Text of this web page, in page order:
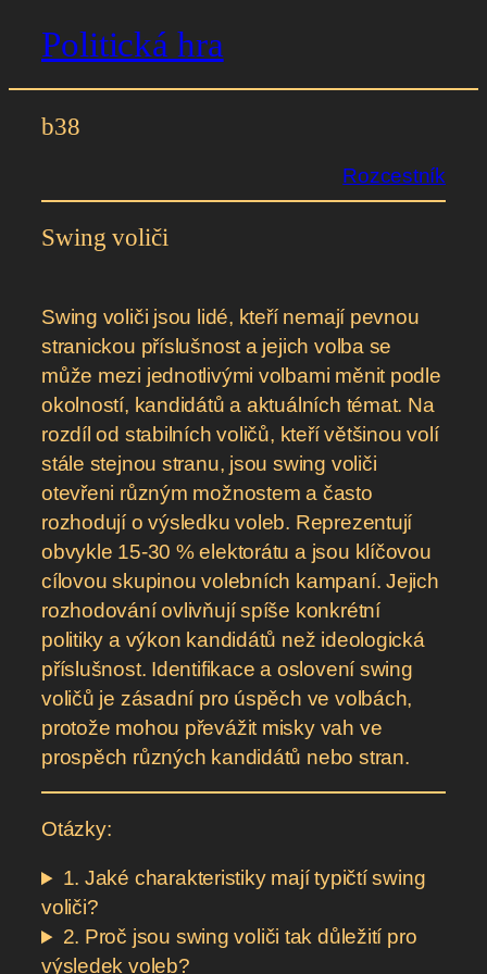
Přeskočit
obsah
Politická hra
b38
Rozcestník
Swing voliči
Swing voliči jsou lidé, kteří nemají pevnou
stranickou příslušnost a jejich volba se
může mezi jednotlivými volbami měnit podle
okolností, kandidátů a aktuálních témat. Na
rozdíl od stabilních voličů, kteří většinou volí
stále stejnou stranu, jsou swing voliči
otevřeni různým možnostem a často
rozhodují o výsledku voleb. Reprezentují
obvykle 15-30 % elektorátu a jsou klíčovou
cílovou skupinou volebních kampaní. Jejich
rozhodování ovlivňují spíše konkrétní
politiky a výkon kandidátů než ideologická
příslušnost. Identifikace a oslovení swing
voličů je zásadní pro úspěch ve volbách,
protože mohou převážit misky vah ve
prospěch různých kandidátů nebo stran.
Otázky:
1. Jaké charakteristiky mají typičtí swing
voliči?
2. Proč jsou swing voliči tak důležití pro
výsledek voleb?